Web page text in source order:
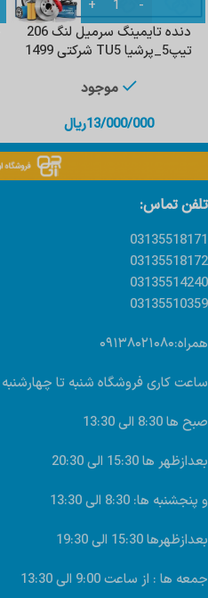
دنده تایمینگ سرمیل لنگ 206
تیپ5_پرشیا TU5 شرکتی 1499
موجود
13/000/000ریال
تلفن تماس:
03135518171
03135518172
03135514240
03135510359
همراه:۰۹۱۳۸۰۲۱۰۸۰
ساعت کاری فروشگاه شنبه تا چهارشنبه
صبح ها 8:30 الی 13:30
بعدازظهر ها 15:30 الی 20:30
و پنجشنبه ها: 8:30 الی 13:30
بعدازظهرها 15:30 الی 19:30
جمعه ها : از ساعت 9:00 الی 13:30